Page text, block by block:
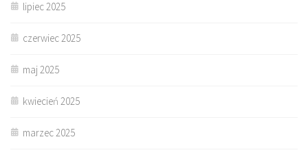
lipiec 2025
czerwiec 2025
maj 2025
kwiecień 2025
marzec 2025